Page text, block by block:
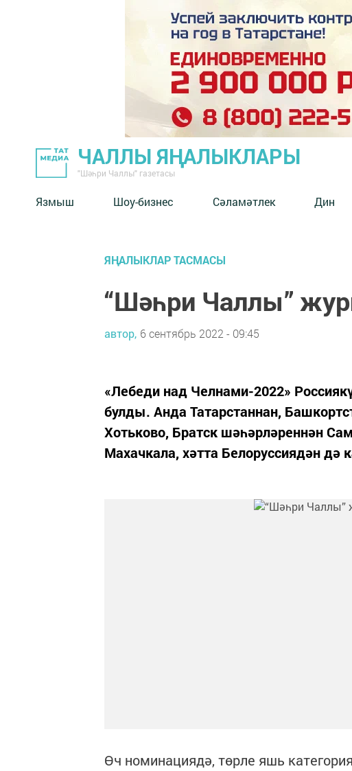
ЧАЛЛЫ ЯҢАЛЫКЛАРЫ
"Шәһри Чаллы" газетасы
Язмыш Шоу-бизнес Сәламәтлек Дин
ЯҢАЛЫКЛАР ТАСМАСЫ
“Шәһри Чаллы”
автор, 6 сентябрь 2022 - 09:45
«Лебеди над Челнами-2022»
булды. Анда Татарстаннан,
Хотьково, Братск шәһәрләреннән
Махачкала, хәтта Белоруссиядән дә
Өч номинациядә, төрле яшь